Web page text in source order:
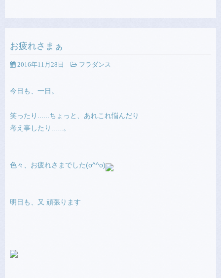
お疲れさまぁ
2016年11月28日 フラダンス
今日も、一日。
笑ったり......ちょっと、あれこれ悩んだり
考え事したり......。
色々、お疲れさまでした(o^^o)
明日も、又 頑張ります